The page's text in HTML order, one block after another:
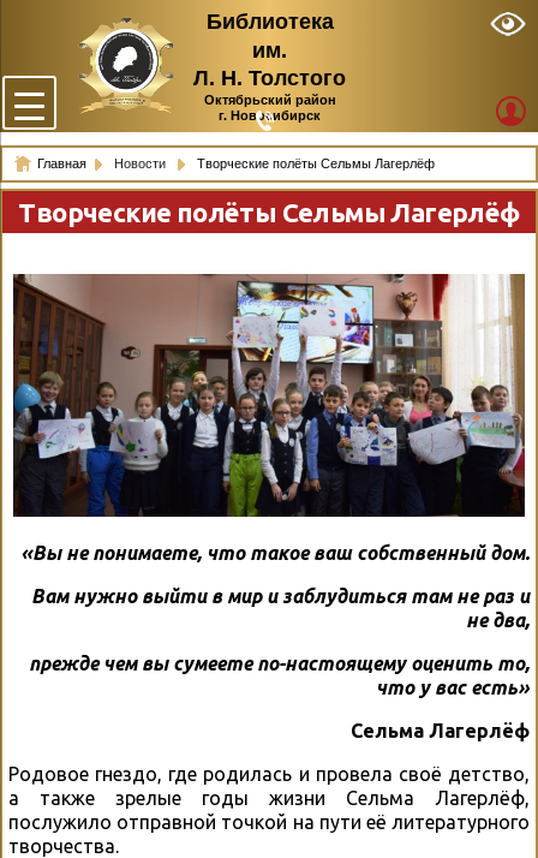
Библиотека
им.
Л. Н. Толстого
Октябрьский район
г. Новосибирск
Главная Новости Творческие полёты Сельмы Лагерлёф
Творческие полёты Сельмы Лагерлёф
«Вы не понимаете, что такое ваш собственный дом.
Вам нужно выйти в мир и заблудиться там не раз и
не два,
прежде чем вы сумеете по-настоящему оценить то,
что у вас есть»
Сельма Лагерлёф
Родовое гнездо, где родилась и провела своё детство,
а также зрелые годы жизни Сельма Лагерлёф,
послужило отправной точкой на пути её литературного
творчества.